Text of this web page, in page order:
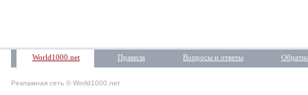
World1000.net Правила Вопросы и ответы
Рекламная сеть © World1000.net